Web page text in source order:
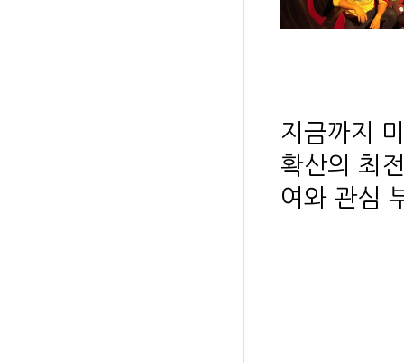
지금까지
확산의 최
여와 관심